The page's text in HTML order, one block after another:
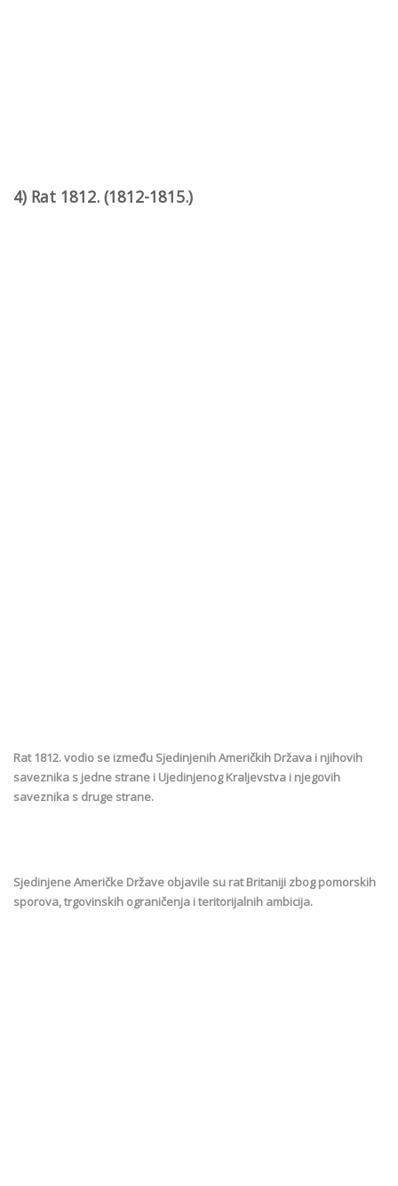
4) Rat 1812. (1812-1815.)
Rat 1812. vodio se između Sjedinjenih Američkih Država i njihovih
saveznika s jedne strane i Ujedinjenog Kraljevstva i njegovih
saveznika s druge strane.
Sjedinjene Američke Države objavile su rat Britaniji zbog pomorskih
sporova, trgovinskih ograničenja i teritorijalnih ambicija.